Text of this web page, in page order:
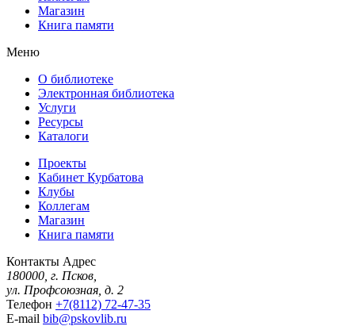
Магазин
Книга памяти
Меню
О библиотеке
Электронная библиотека
Услуги
Ресурсы
Каталоги
Проекты
Кабинет Курбатова
Клубы
Коллегам
Магазин
Книга памяти
Контакты Адрес
180000, г. Псков,
ул. Профсоюзная, д. 2
Телефон +7(8112) 72-47-35
E-mail bib@pskovlib.ru